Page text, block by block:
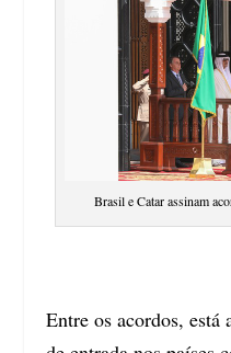
Brasil e Catar assinam
Entre os acordos, está